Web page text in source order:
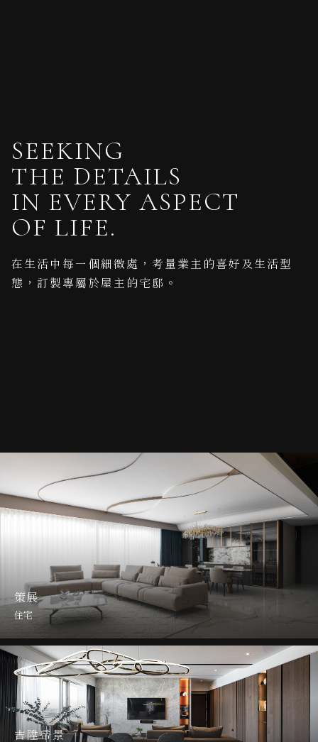
SEEKING
THE DETAILS
IN EVERY ASPECT
OF LIFE.
在生活中每一個細微處，考量業主的喜好及生活型
態，訂製專屬於屋主的宅邸。
策展
住宅
吉陞帝景
以細緻工法堆疊空間葉脈，